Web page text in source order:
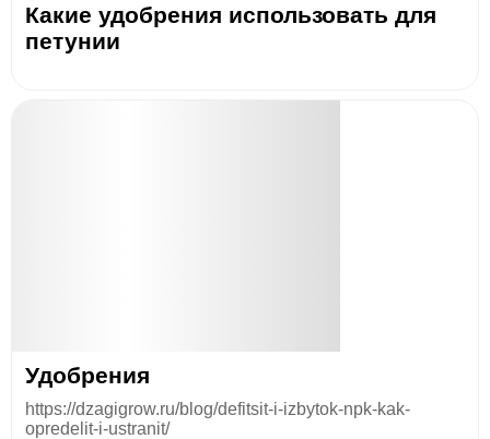
Какие удобрения использовать для
петунии
Удобрения
https://dzagigrow.ru/blog/defitsit-i-izbytok-npk-kak-
opredelit-i-ustranit/